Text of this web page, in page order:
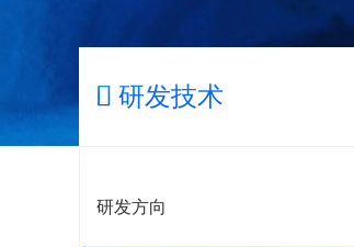
 研发技术
研发方向